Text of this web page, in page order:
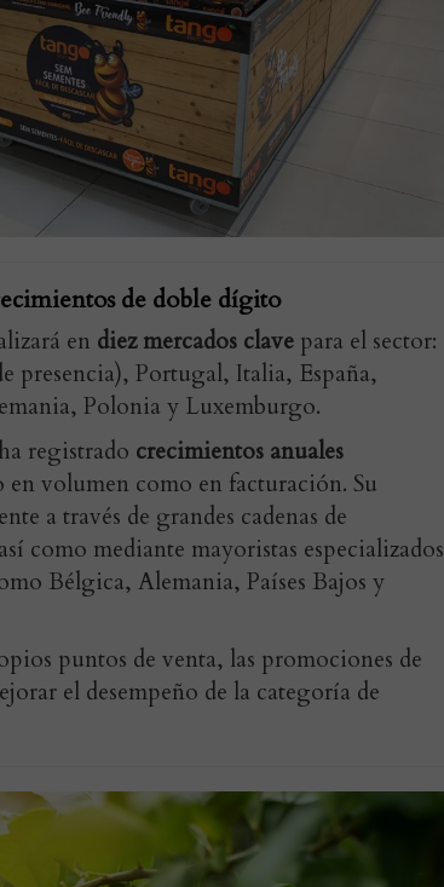
de doble dígito
en diez mercados clave para el sector:
presencia), Portugal, Italia, España,
Polonia y Luxemburgo.
registrado crecimientos anuales
en volumen como en facturación. Su
a través de grandes cadenas de
como mediante mayoristas especializados
Bélgica, Alemania, Países Bajos y
puntos de venta, las promociones de
el desempeño de la categoría de